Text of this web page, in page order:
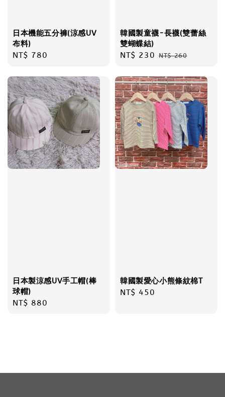
日本機能五分褲(涼感UV
布料)
Regular
NT$ 780
韓國製童襪-長襪(雙蕾絲
雙蝴蝶結)
Sale
NT$ 230 Regular
NT$ 260
日本製涼感UV手工帽(棒
球帽)
Regular
NT$ 880
韓國製愛心小熊條紋棉T
Regular
NT$ 450